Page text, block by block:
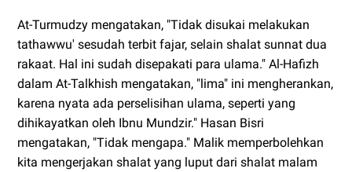
At-Turmudzy mengatakan, "Tidak disukai melakukan
tathawwu' sesudah terbit fajar, selain shalat sunnat dua
rakaat. Hal ini sudah disepakati para ulama." Al-Hafizh
dalam At-Talkhish mengatakan, "lima" ini mengherankan,
karena nyata ada perselisihan ulama, seperti yang
dihikayatkan oleh Ibnu Mundzir." Hasan Bisri
mengatakan, "Tidak mengapa." Malik memperbolehkan
kita mengerjakan shalat yang luput dari shalat malam